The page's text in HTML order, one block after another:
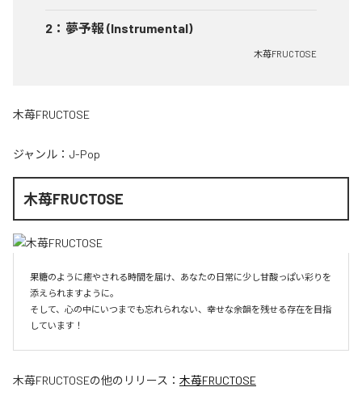
2 ： 夢予報 (Instrumental)
木苺FRUCTOSE
木苺FRUCTOSE
ジャンル： J-Pop
木苺FRUCTOSE
果糖のように癒やされる時間を届け、あなたの日常に少し甘酸っぱい彩りを
添えられますように。
そして、心の中にいつまでも忘れられない、幸せな余韻を残せる存在を目指
しています！
木苺FRUCTOSEの他のリリース： 木苺FRUCTOSE